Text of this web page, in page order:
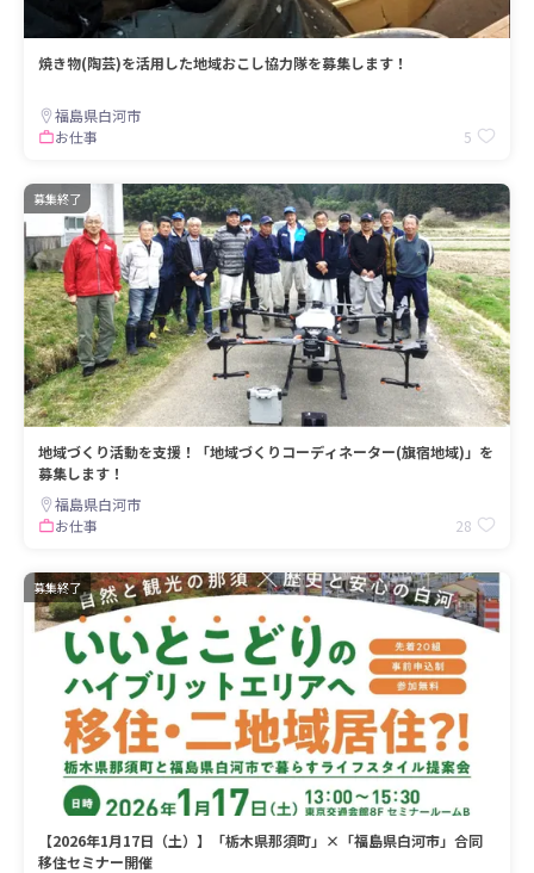
焼き物(陶芸)を活用した地域おこし協力隊を募集します！
福島県白河市
お仕事
5
募集終了
地域づくり活動を支援！「地域づくりコーディネーター(旗宿地域)」を
募集します！
福島県白河市
お仕事
28
募集終了
【2026年1月17日（土）】「栃木県那須町」×「福島県白河市」合同
移住セミナー開催